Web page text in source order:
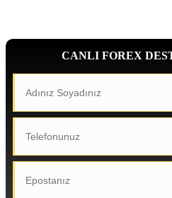
CANLI FOREX